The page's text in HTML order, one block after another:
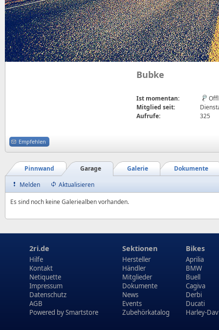
Bubke
Ist momentan:
Mitglied seit:
Aufrufe:
325
Empfehlen
Dokumente
Galerie
Garage
Pinnwand
Melden
Aktualisieren
Es sind noch keine Galeriealben vorhanden.
2ri.de
Hilfe
Kontakt
Netiquette
Impressum
Datenschutz
AGB
Powered bySmartstore
Sektionen
Hersteller
Händler
Mitglieder
Dokumente
News
Events
Zubehörkatalog
Bikes
Aprilia
BMW
Buell
Cagiva
Derbi
Ducati
Harley-